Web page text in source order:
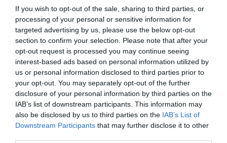
If you wish to opt-out of the sale, sharing to third parties, or
processing of your personal or sensitive information for
targeted advertising by us, please use the below opt-out
section to confirm your selection. Please note that after your
opt-out request is processed you may continue seeing
interest-based ads based on personal information utilized by
us or personal information disclosed to third parties prior to
your opt-out. You may separately opt-out of the further
disclosure of your personal information by third parties on the
IAB’s list of downstream participants. This information may
also be disclosed by us to third parties on the IAB’s List of
Downstream Participants that may further disclose it to other
ΜΠΟΡΕΊΤΕ ΝΑ
ΠΡΟΣΤΑΤΕΎΣΕΤΕ ΤΟΝ
ΕΓΚΈΦΑΛΌ ΣΑΣ
Η μείωση των αισθητήριων
ερεθισμάτων, όπως αυτά της όρασης,
επηρεάζει αρνητικά την εγκεφαλική
διέγερση, που είναι σημαντική για
την πρόληψη της ατροφίας του